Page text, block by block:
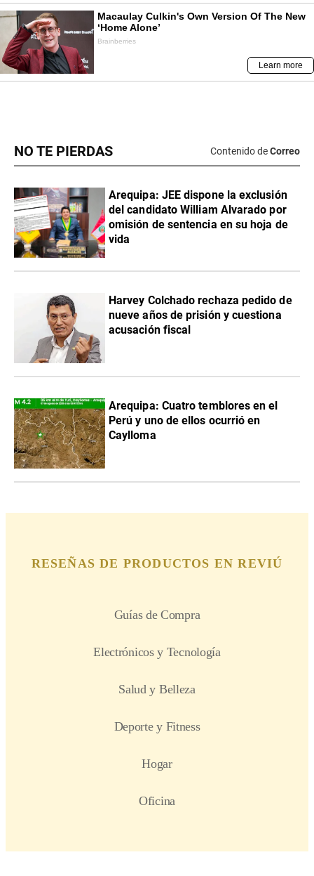
NO TE PIERDAS Contenido deCorreo
​Arequipa: JEE dispone la exclusión
del candidato William Alvarado por
omisión de sentencia en su hoja de
vida
Harvey Colchado rechaza pedido de
nueve años de prisión y cuestiona
acusación fiscal
Arequipa: Cuatro temblores en el
Perú y uno de ellos ocurrió en
Caylloma